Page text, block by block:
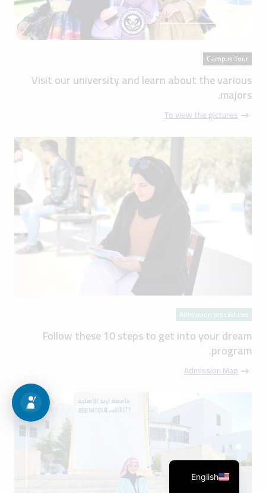
Campus Tour
Visit our university and learn about the various
majors.
To view the pictures
Admission procedures
Follow these 10 steps to get into your dream
program.
Admission Map
English